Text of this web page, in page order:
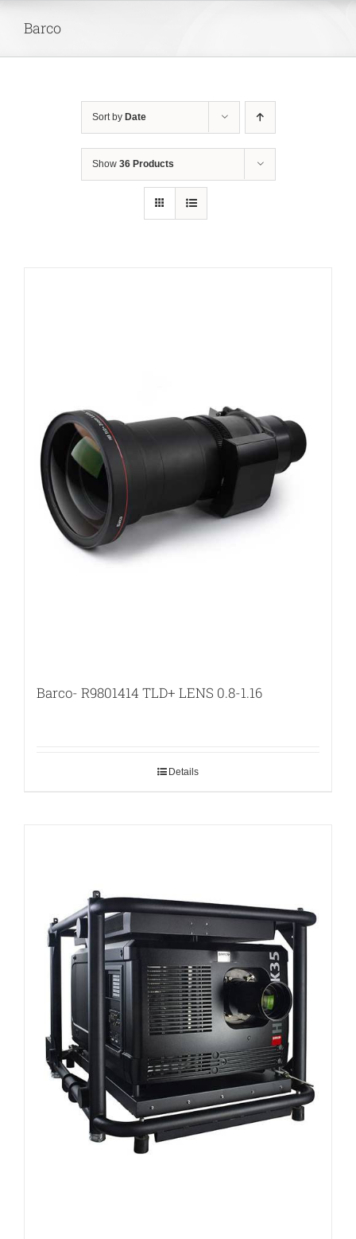
Barco
Sort by Date
Show 36 Products
Barco- R9801414 TLD+ LENS 0.8-1.16
Details